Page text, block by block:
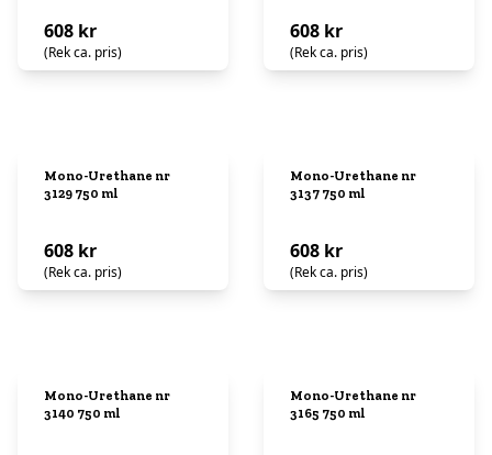
608 kr
(Rek ca. pris)
608 kr
(Rek ca. pris)
Mono-Urethane nr
3129 750 ml
608 kr
(Rek ca. pris)
Mono-Urethane nr
3137 750 ml
608 kr
(Rek ca. pris)
Mono-Urethane nr
3140 750 ml
Mono-Urethane nr
3165 750 ml